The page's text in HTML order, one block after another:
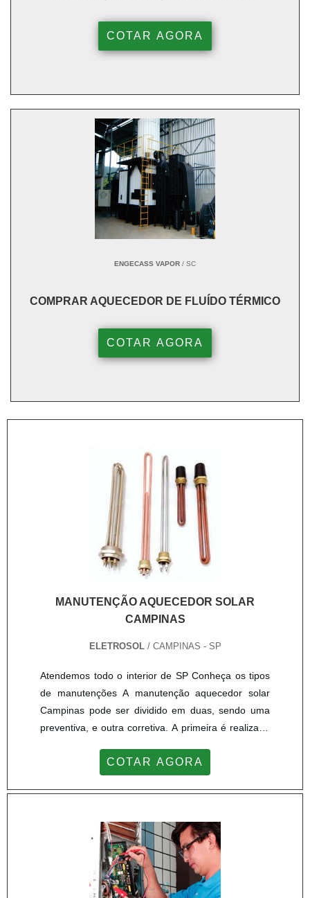
COTAR AGORA
ENGECASS VAPOR / SC
COMPRAR AQUECEDOR DE FLUÍDO TÉRMICO
COTAR AGORA
MANUTENÇÃO AQUECEDOR SOLAR
CAMPINAS
ELETROSOL / CAMPINAS - SP
Atendemos todo o interior de SP Conheça os tipos
de manutenções A manutenção aquecedor solar
Campinas pode ser dividido em duas, sendo uma
preventiva, e outra corretiva. A primeira é realizada
função dessa manutenção é de checar de forma
como fazer a verificação das placas, para
se alguma outra peç...
COTAR AGORA